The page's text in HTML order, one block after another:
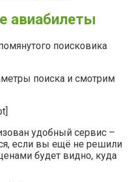
авиабилеты
поисковика
поиска и смотрим
удобный сервис –
если вы ещё не решили
будет видно, куда